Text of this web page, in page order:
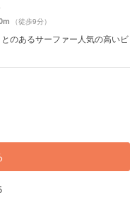
（徒歩9分）
のあるサーファー人気の高いビ